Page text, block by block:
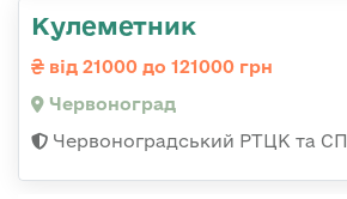
Кулеметник
від 21000 до 121000 грн
Червоноград
Червоноградський РТЦК та СП